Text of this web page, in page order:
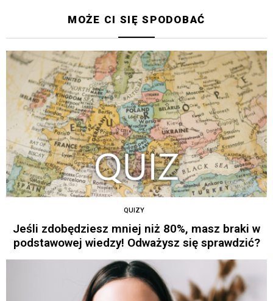
MOŻE CI SIĘ SPODOBAĆ
QUIZY
Jeśli zdobędziesz mniej niż 80%, masz braki w
podstawowej wiedzy! Odważysz się sprawdzić?